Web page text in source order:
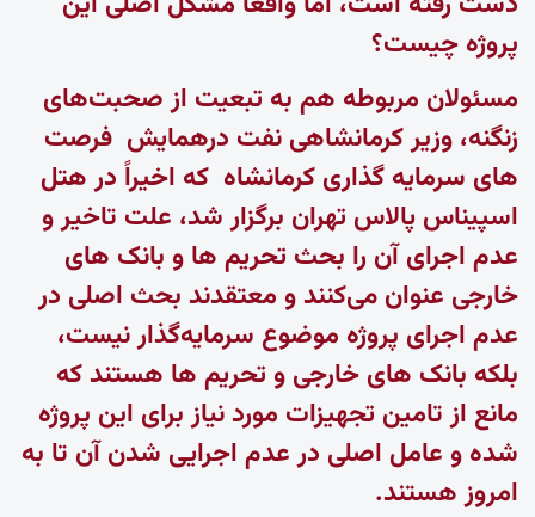
پروژه چیست؟
مسئولان مربوطه هم به تبعیت از صحبت‌های
زنگنه، وزیر کرمانشاهی نفت درهمایش فرصت
های سرمایه گذاری کرمانشاه که اخیراً در هتل
اسپیناس پالاس تهران برگزار شد، علت تاخیر و
عدم اجرای آن را بحث تحریم ها و بانک های
خارجی عنوان می‌کنند و معتقدند بحث اصلی در
عدم اجرای پروژه موضوع سرمایه‌گذار نیست،
بلکه بانک های خارجی و تحریم ها هستند که
مانع از تامین تجهیزات مورد نیاز برای این پروژه
شده و عامل اصلی در عدم اجرایی شدن آن تا به
امروز هستند.